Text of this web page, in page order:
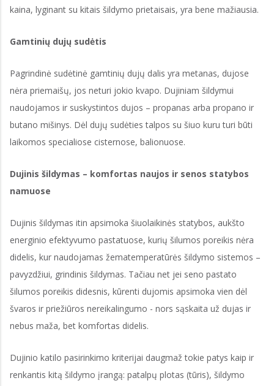
kaina, lyginant su kitais šildymo prietaisais, yra bene mažiausia.
Gamtinių dujų sudėtis
Pagrindinė sudėtinė gamtinių dujų dalis yra metanas, dujose
nėra priemaišų, jos neturi jokio kvapo. Dujiniam šildymui
naudojamos ir suskystintos dujos – propanas arba propano ir
butano mišinys. Dėl dujų sudėties talpos su šiuo kuru turi būti
laikomos specialiose cisternose, balionuose.
Dujinis šildymas – komfortas naujos ir senos statybos
namuose
Dujinis šildymas itin apsimoka šiuolaikinės statybos, aukšto
energinio efektyvumo pastatuose, kurių šilumos poreikis nėra
didelis, kur naudojamas žematemperatūrės šildymo sistemos –
pavyzdžiui, grindinis šildymas. Tačiau net jei seno pastato
šilumos poreikis didesnis, kūrenti dujomis apsimoka vien dėl
švaros ir priežiūros nereikalingumo - nors sąskaita už dujas ir
nebus maža, bet komfortas didelis.
Dujinio katilo pasirinkimo kriterijai daugmaž tokie patys kaip ir
renkantis kitą šildymo įrangą: patalpų plotas (tūris), šildymo